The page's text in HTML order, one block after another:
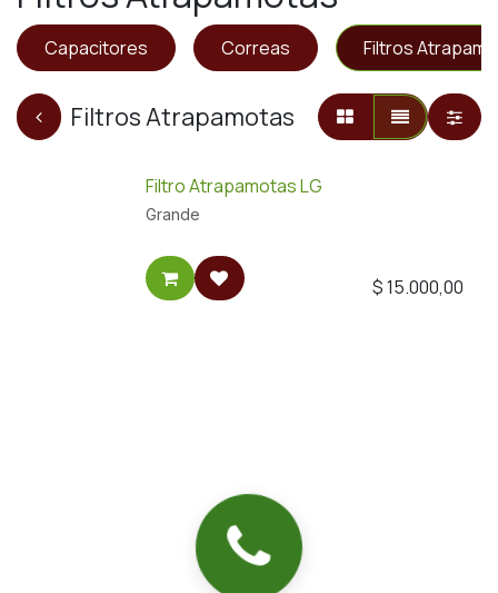
Capacitores Correas Filtros
Filtros Atrapamotas
Filtro Atrapamotas LG
Grande
$15.000,00